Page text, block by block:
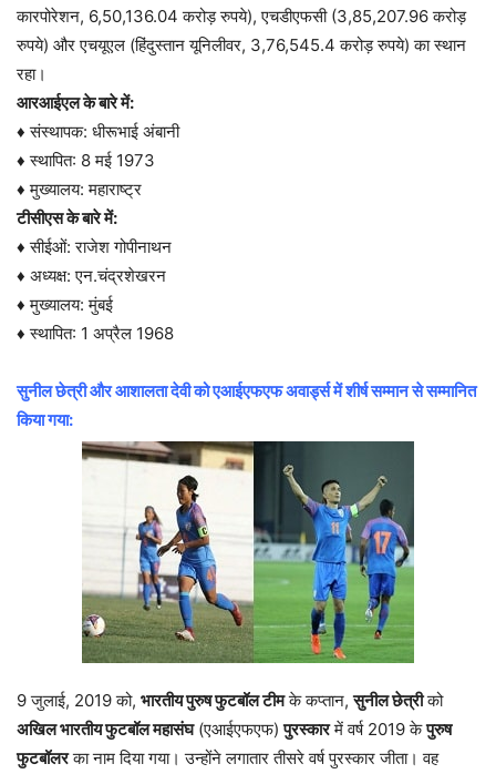
कारपोरेशन, 6,50,136.04 करोड़ रुपये), एचडीएफसी (3,85,207.96 करोड़
रुपये) और एचयूएल (हिंदुस्तान यूनिलीवर, 3,76,545.4 करोड़ रुपये) का स्थान
रहा।
आरआईएल के बारे में:
♦ संस्थापक: धीरूभाई अंबानी
♦ स्थापित: 8 मई 1973
♦ मुख्यालय: महाराष्ट्र
टीसीएस के बारे में:
♦ सीईओं: राजेश गोपीनाथन
♦ अध्यक्ष: एन.चंद्रशेखरन
♦ मुख्यालय: मुंबई
♦ स्थापित: 1 अप्रैल 1968
सुनील छेत्री और आशालता देवी को एआईएफएफ अवार्ड्स में शीर्ष सम्मान से सम्मानित
किया गया:
9 जुलाई, 2019 को, भारतीय पुरुष फुटबॉल टीमके कप्तान,सुनील छेत्रीको
अखिल भारतीय फुटबॉल महासंघ(एआईएफएफ)पुरस्कारमें वर्ष 2019 केपुरुष
फुटबॉलरका नाम दिया गया। उन्होंने लगातार तीसरे वर्ष पुरस्कार जीता। वह